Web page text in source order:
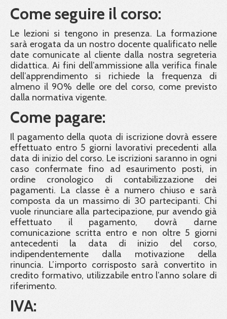
Come seguire il corso:
Le lezioni si tengono in presenza. La formazione
sarà erogata da un nostro docente qualificato nelle
date comunicate al cliente dalla nostra segreteria
didattica. Ai fini dell’ammissione alla verifica finale
dell’apprendimento si richiede la frequenza di
almeno il 90% delle ore del corso, come previsto
dalla normativa vigente.
Come pagare:
Il pagamento della quota di iscrizione dovrà essere
effettuato entro 5 giorni lavorativi precedenti alla
data di inizio del corso. Le iscrizioni saranno in ogni
caso confermate fino ad esaurimento posti, in
ordine cronologico di contabilizzazione dei
pagamenti. La classe è a numero chiuso e sarà
composta da un massimo di 30 partecipanti. Chi
vuole rinunciare alla partecipazione, pur avendo già
effettuato il pagamento, dovrà darne
comunicazione scritta entro e non oltre 5 giorni
antecedenti la data di inizio del corso,
indipendentemente dalla motivazione della
rinuncia. L’importo corrisposto sarà convertito in
credito formativo, utilizzabile entro l’anno solare di
riferimento.
IVA: